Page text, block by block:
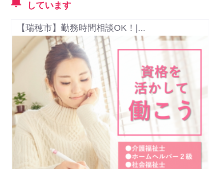
しています
【瑞穂市】勤務時間相談OK！|...